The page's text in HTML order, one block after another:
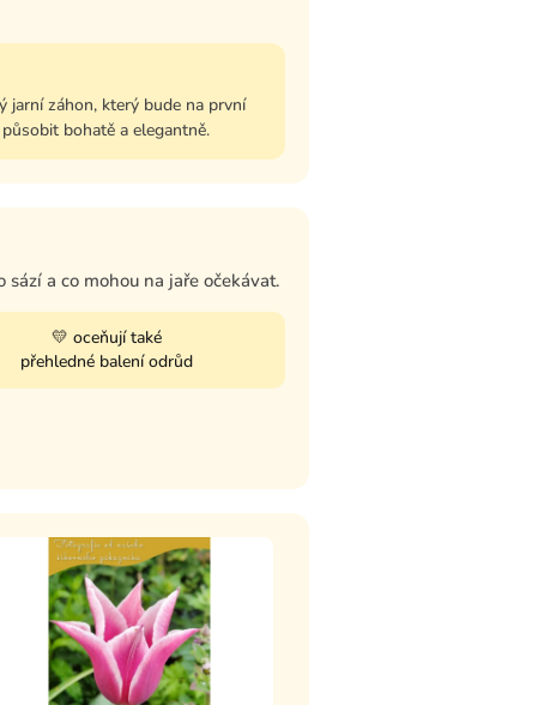
jarní záhon, který bude na první
bohatě a elegantně.
a co mohou na jaře očekávat.
💛 oceňují také
přehledné balení odrůd